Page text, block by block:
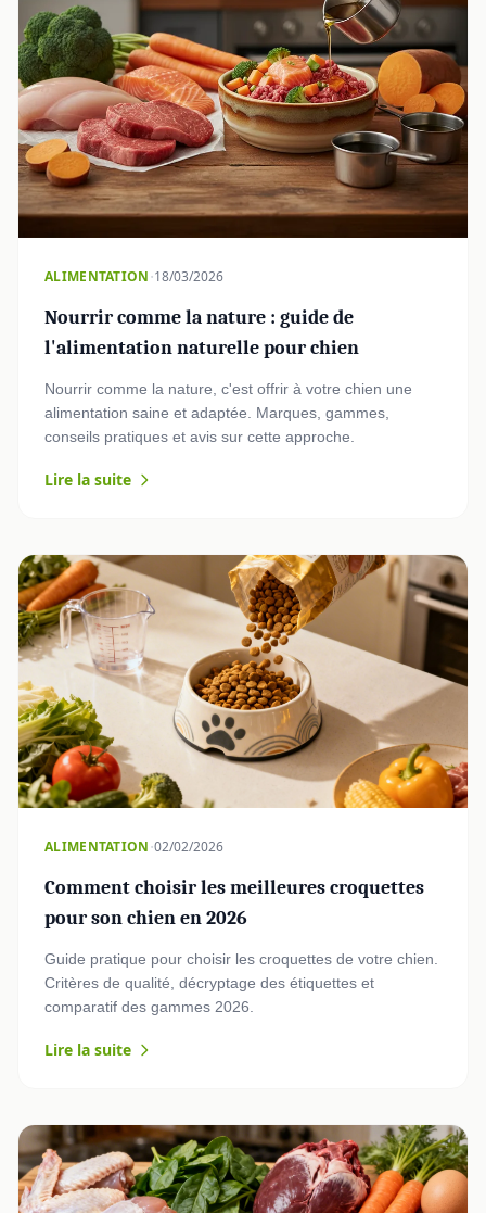
ALIMENTATION·18/03/2026
Nourrir comme la nature : guide de
l'alimentation naturelle pour chien
Nourrir comme la nature, c'est offrir à votre chien une
alimentation saine et adaptée. Marques, gammes,
conseils pratiques et avis sur cette approche.
Lire la suite
ALIMENTATION·02/02/2026
Comment choisir les meilleures croquettes
pour son chien en 2026
Guide pratique pour choisir les croquettes de votre chien.
Critères de qualité, décryptage des étiquettes et
comparatif des gammes 2026.
Lire la suite